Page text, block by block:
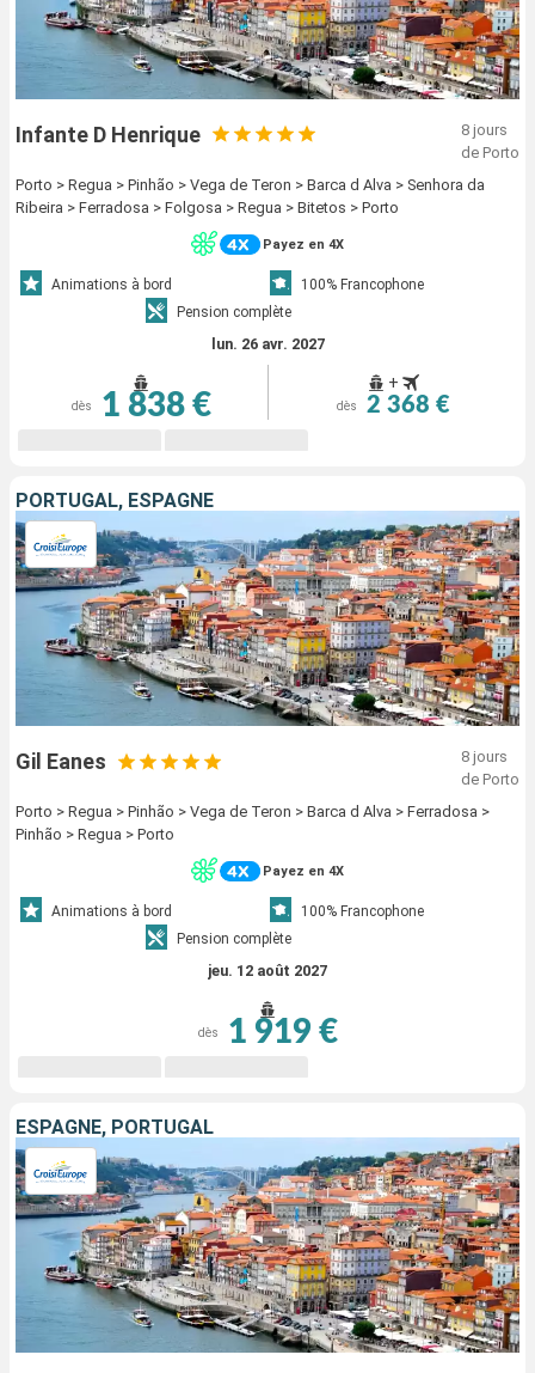
Infante D Henrique
8 jours
de Porto
Porto > Regua > Pinhão > Vega de Teron > Barca d Alva > Senhora da
Ribeira > Ferradosa > Folgosa > Regua > Bitetos > Porto
Payez en 4X
Animations à bord
100% Francophone
Pension complète
lun. 26 avr. 2027
dès 1 838 €
+
dès 2 368 €
PORTUGAL, ESPAGNE
Gil Eanes
8 jours
de Porto
Porto > Regua > Pinhão > Vega de Teron > Barca d Alva > Ferradosa >
Pinhão > Regua > Porto
Payez en 4X
Animations à bord
100% Francophone
Pension complète
jeu. 12 août 2027
dès 1 919 €
ESPAGNE, PORTUGAL